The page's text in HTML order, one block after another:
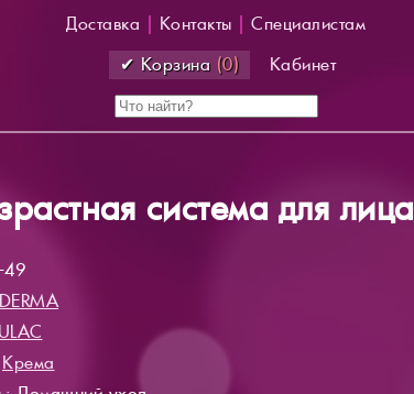
Доставка Контакты
Специалистам
✔ Корзина (0) Кабинет
система для лица
49
Крема